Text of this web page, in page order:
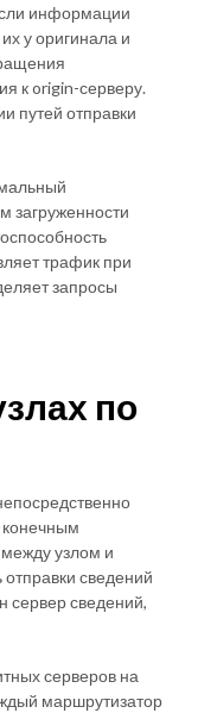
информации
у оригинала и
к origin-серверу.
путей отправки
загруженности
трафик при
запросы
по
конечным
узлом и
отправки сведений
сведений,
серверов на
маршрутизатор